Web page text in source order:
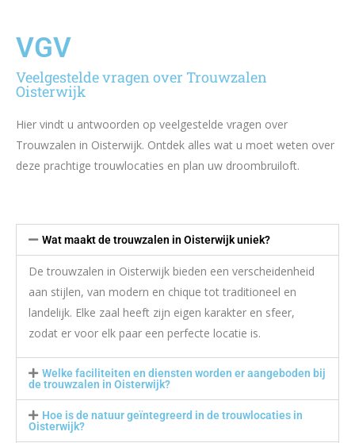
VGV
Veelgestelde vragen over Trouwzalen
Oisterwijk
Hier vindt u antwoorden op veelgestelde vragen over
Trouwzalen in Oisterwijk. Ontdek alles wat u moet weten over
deze prachtige trouwlocaties en plan uw droombruiloft.
Wat maakt de trouwzalen in Oisterwijk uniek?
De trouwzalen in Oisterwijk bieden een verscheidenheid
aan stijlen, van modern en chique tot traditioneel en
landelijk. Elke zaal heeft zijn eigen karakter en sfeer,
zodat er voor elk paar een perfecte locatie is.
Welke faciliteiten en diensten worden er aangeboden bij
de trouwzalen in Oisterwijk?
Hoe is de natuur geïntegreerd in de trouwlocaties in
Oisterwijk?